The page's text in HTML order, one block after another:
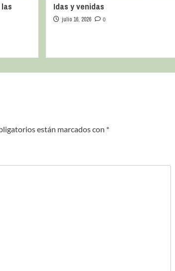
Idas y venidas
julio 16, 2026 0
están marcados con *